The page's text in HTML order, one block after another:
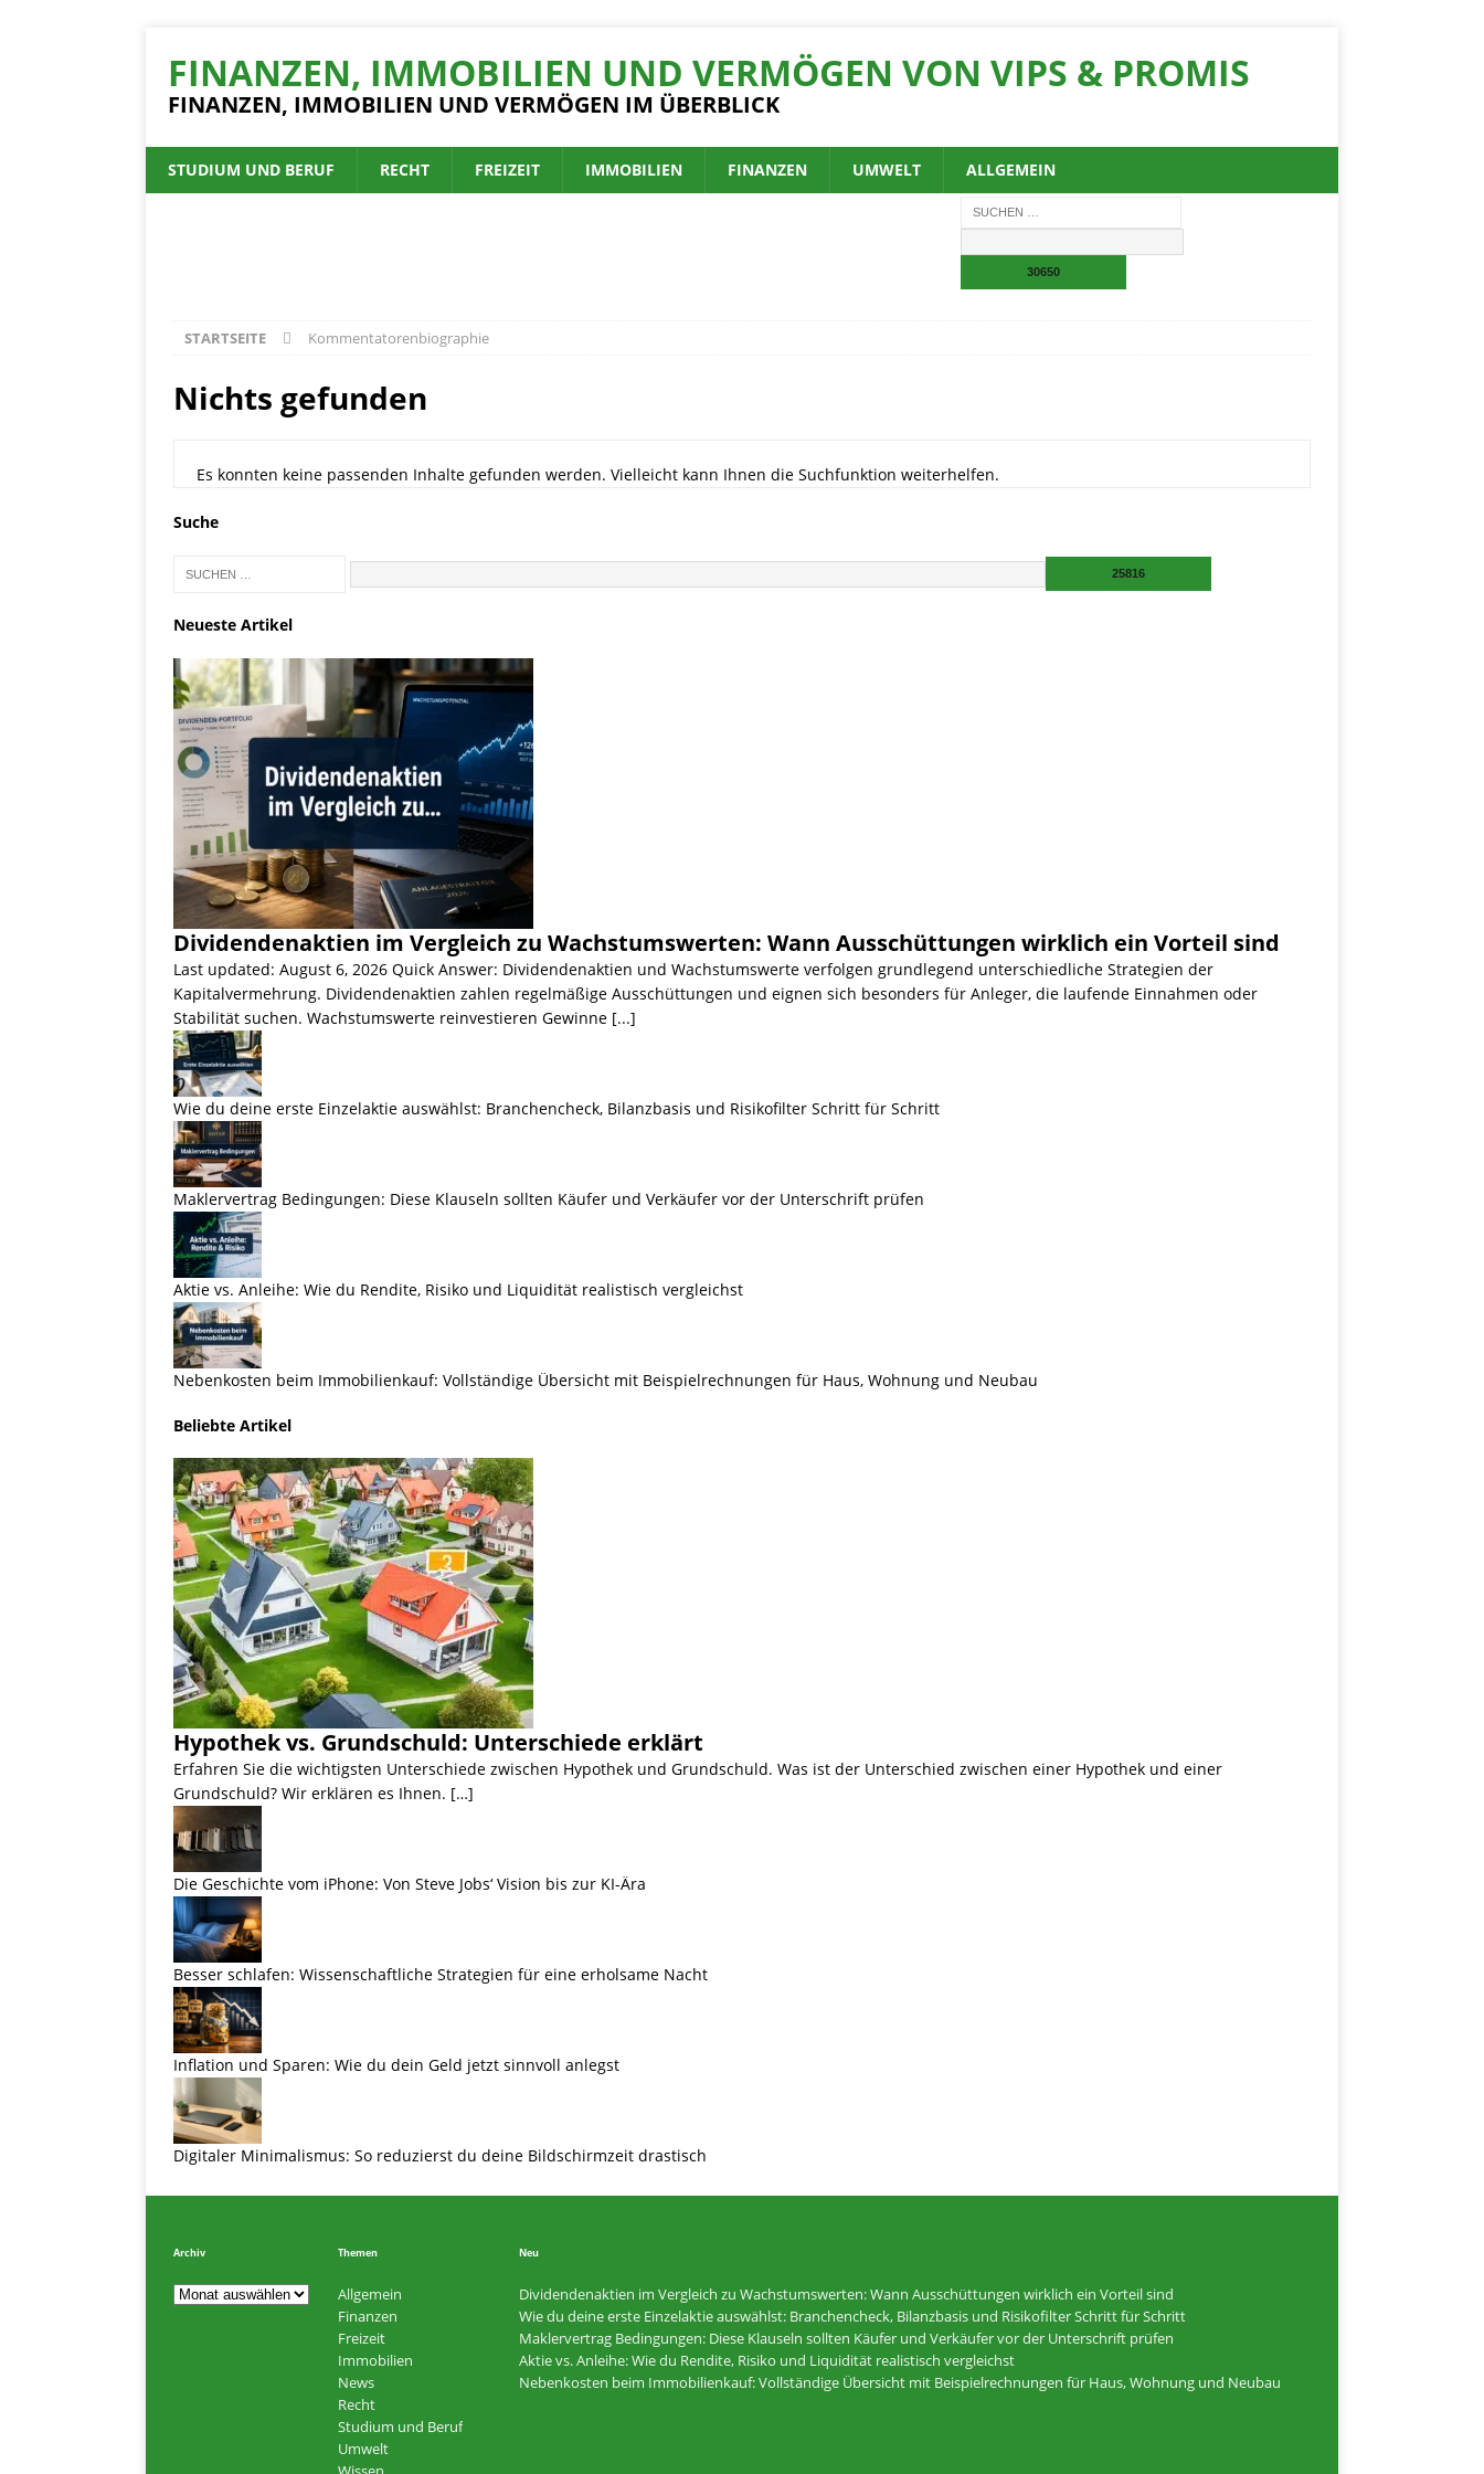
FINANZEN, IMMOBILIEN UND VERMÖGEN VON VIPS & PROMIS
FINANZEN, IMMOBILIEN UND VERMÖGEN IM ÜBERBLICK
STUDIUM UND BERUF RECHT FREIZEIT IMMOBILIEN FINANZEN UMWELT ALLGEMEIN
STARTSEITE Kommentatorenbiographie
Nichts gefunden
Es konnten keine passenden Inhalte gefunden werden. Vielleicht kann Ihnen die Suchfunktion weiterhelfen.
Suche
Neueste Artikel
Dividendenaktien im Vergleich zu Wachstumswerten: Wann Ausschüttungen wirklich ein Vorteil sind
Last updated: August 6, 2026 Quick Answer: Dividendenaktien und Wachstumswerte verfolgen grundlegend unterschiedliche Strategien der
Kapitalvermehrung. Dividendenaktien zahlen regelmäßige Ausschüttungen und eignen sich besonders für Anleger, die laufende Einnahmen oder
Stabilität suchen. Wachstumswerte reinvestieren Gewinne [...]
Wie du deine erste Einzelaktie auswählst: Branchencheck, Bilanzbasis und Risikofilter Schritt für Schritt
Maklervertrag Bedingungen: Diese Klauseln sollten Käufer und Verkäufer vor der Unterschrift prüfen
Aktie vs. Anleihe: Wie du Rendite, Risiko und Liquidität realistisch vergleichst
Nebenkosten beim Immobilienkauf: Vollständige Übersicht mit Beispielrechnungen für Haus, Wohnung und Neubau
Beliebte Artikel
Hypothek vs. Grundschuld: Unterschiede erklärt
Erfahren Sie die wichtigsten Unterschiede zwischen Hypothek und Grundschuld. Was ist der Unterschied zwischen einer Hypothek und einer
Grundschuld? Wir erklären es Ihnen. […]
Die Geschichte vom iPhone: Von Steve Jobs‘ Vision bis zur KI-Ära
Besser schlafen: Wissenschaftliche Strategien für eine erholsame Nacht
Inflation und Sparen: Wie du dein Geld jetzt sinnvoll anlegst
Digitaler Minimalismus: So reduzierst du deine Bildschirmzeit drastisch
Archiv Themen
Allgemein
Finanzen
Freizeit
Immobilien
News
Recht
Studium und Beruf
Umwelt
Neu
Dividendenaktien im Vergleich zu Wachstumswerten: Wann Ausschüttungen wirklich ein Vorteil sind
Wie du deine erste Einzelaktie auswählst: Branchencheck, Bilanzbasis und Risikofilter Schritt für Schritt
Maklervertrag Bedingungen: Diese Klauseln sollten Käufer und Verkäufer vor der Unterschrift prüfen
Aktie vs. Anleihe: Wie du Rendite, Risiko und Liquidität realistisch vergleichst
Nebenkosten beim Immobilienkauf: Vollständige Übersicht mit Beispielrechnungen für Haus, Wohnung und Neubau